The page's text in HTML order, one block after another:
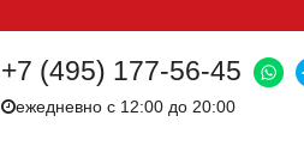
+7 (495) 177-56-45
ежедневно с 12:00 до 20:00